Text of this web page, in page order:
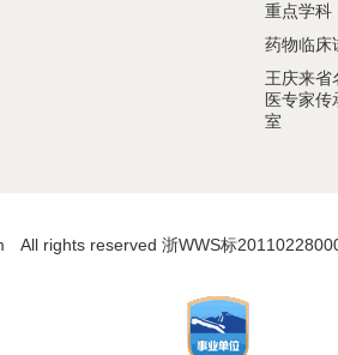
重点学科
药物临床
王庆来省
医专家传
室
All rights reserved 浙WWS标